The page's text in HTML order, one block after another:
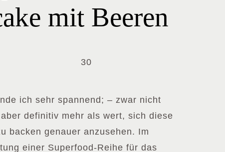
mit Beeren
30
ich sehr spannend; – zwar nicht
definitiv mehr als wert, sich diese
backen genauer anzusehen. Im
einer Superfood-Reihe für das